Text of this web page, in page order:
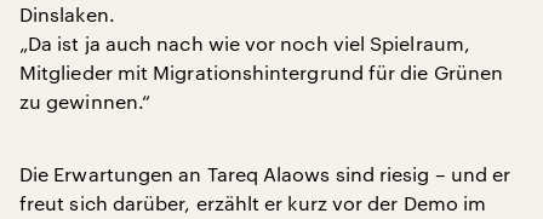
Dinslaken.
„Da ist ja auch nach wie vor noch viel Spielraum,
Mitglieder mit Migrationshintergrund für die Grünen
zu gewinnen.“
Die Erwartungen an Tareq Alaows sind riesig – und er
freut sich darüber, erzählt er kurz vor der Demo im